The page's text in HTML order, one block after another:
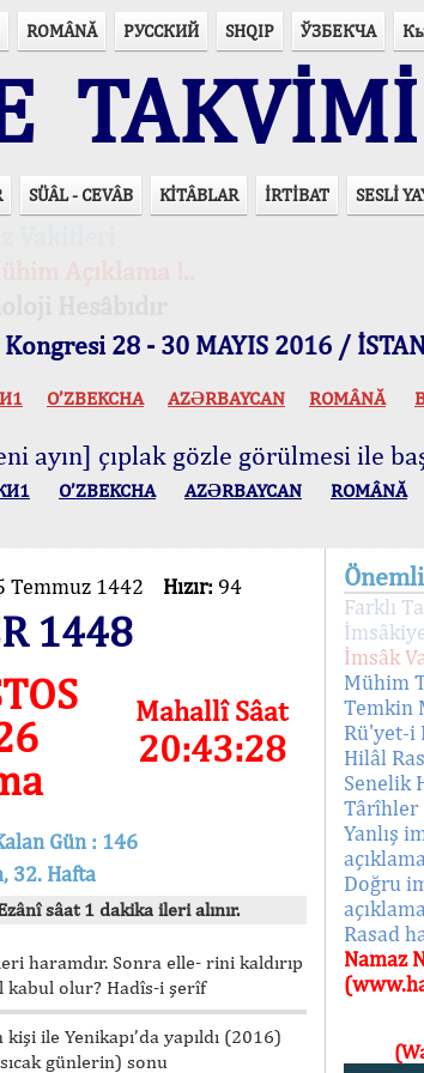
ROMÂNĂ РУССКИЙ SHQIP ЎЗБЕКЧА
TAKVİMİ
SÜÂL - CEVÂB KİTÂBLAR İRTİBAT SESLİ
28 - 30 MAYIS 2016 /
O’ZBEKCHA AZӘRBAYCAN ROMÂNĂ
ayın] çıplak gözle görülmesi ile
O’ZBEKCHA AZӘRBAYCAN ROMÂNĂ
Temmuz 1442 Hızır: 94
1448
Mahallî Sâat
20:43:28
Gün : 146
32. Hafta
sâat 1 dakika ileri alınır.
haramdır. Sonra elle- rini kaldırıp
kabul olur? Hadîs-i şerîf
ile Yenikapı’da yapıldı (2016)
günlerin) sonu
Farklı
İmsâk
Mühim
Temkin
Rü'yet-i
Hilâl
Senelik
Târîhler
Yanlış
Doğru
Rasad
Namaz